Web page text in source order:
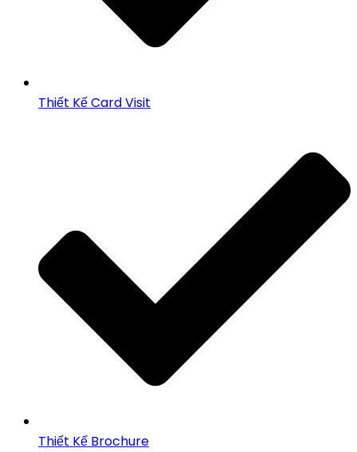
Thiết Kế Card Visit
Thiết Kế Brochure